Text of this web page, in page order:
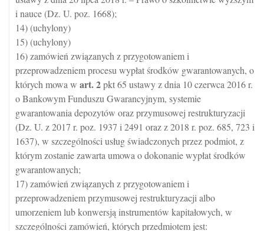
i nauce (Dz. U. poz. 1668);
14) (uchylony)
15) (uchylony)
16) zamówień związanych z przygotowaniem i
przeprowadzeniem procesu wypłat środków gwarantowanych, o
których mowa w art.2pkt 65 ustawy z dnia 10 czerwca 2016 r.
o Bankowym Funduszu Gwarancyjnym, systemie
gwarantowania depozytów oraz przymusowej restrukturyzacji
(Dz. U. z 2017 r. poz. 1937 i 2491 oraz z 2018 r. poz. 685, 723 i
1637), w szczególności usług świadczonych przez podmiot, z
którym zostanie zawarta umowa o dokonanie wypłat środków
gwarantowanych;
17) zamówień związanych z przygotowaniem i
przeprowadzeniem przymusowej restrukturyzacji albo
umorzeniem lub konwersją instrumentów kapitałowych, w
szczególności zamówień, których przedmiotem jest: